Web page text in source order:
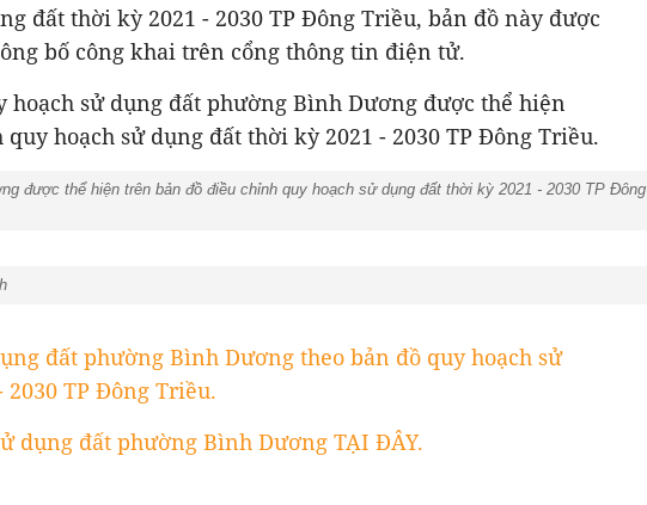
đất thời kỳ 2021 - 2030 TP Đông Triều, bản đồ này được
bố công khai trên cổng thông tin điện tử.
hoạch sử dụng đất phường Bình Dương được thể hiện
hoạch sử dụng đất thời kỳ 2021 - 2030 TP Đông Triều.
được thể hiện trên bản đồ điều chỉnh quy hoạch sử dụng đất thời kỳ 2021 - 2030 TP Đông
đất phường Bình Dương theo bản đồ quy hoạch sử
TP Đông Triều.
dụng đất phường Bình Dương TẠI ĐÂY.